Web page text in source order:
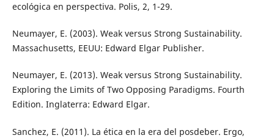
ecológica en perspectiva. Polis, 2, 1-29.
Neumayer, E. (2003). Weak versus Strong Sustainability.
Massachusetts, EEUU: Edward Elgar Publisher.
Neumayer, E. (2013). Weak versus Strong Sustainability.
Exploring the Limits of Two Opposing Paradigms. Fourth
Edition. Inglaterra: Edward Elgar.
Sanchez, E. (2011). La ética en la era del posdeber. Ergo,